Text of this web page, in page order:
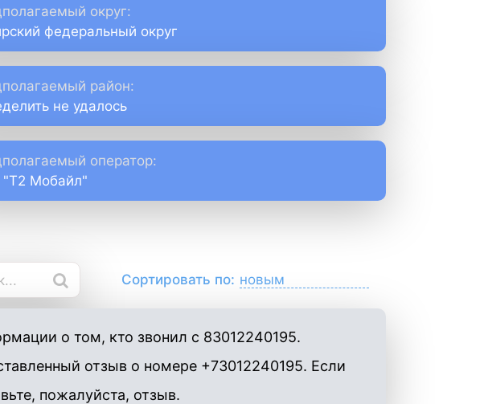
округ:
федеральный округ
район:
не удалось
оператор:
Мобайл"
Сортировать по:
о том, кто звонил с 83012240195.
отзыв о номере +73012240195. Если
пожалуйста, отзыв.